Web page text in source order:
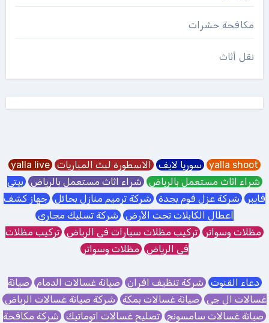
مكافحة حشرات
نقل أثاث
yalla shoot سوريا لايف الاسطورة لبث المباريات yalla live
شراء اثاث مستعمل بالرياض شراء اثاث مستعمل بالرياض بيتي
فايبر شركة عزل فوم بجدة شركة ترميم منازل بحائل جهاز كشف
اعطال الكابلات تحت الأرض شركة تسليك مجاري
مظلات وسواتر تركيب مظلات سيارات في الرياض تركيب مظلات
في الرياض مظلات وسواتر
دعاء القنوت شركة تنظيف افران صيانة غسالات الدمام صيانة
غسالات ال جي صيانة غسالات بمكة شركة صيانة غسالات الرياض
صيانة غسالات سامسونج تصليح غسالات اتوماتيك شركة مكافحة